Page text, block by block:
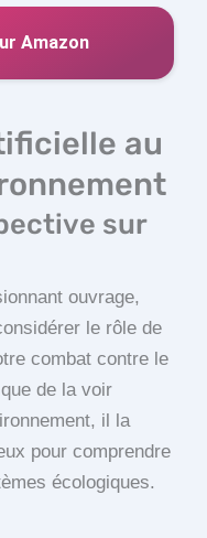
Amazon
au
sur
ouvrage,
le rôle de
combat contre le
de la voir
il la
pour comprendre
écologiques.